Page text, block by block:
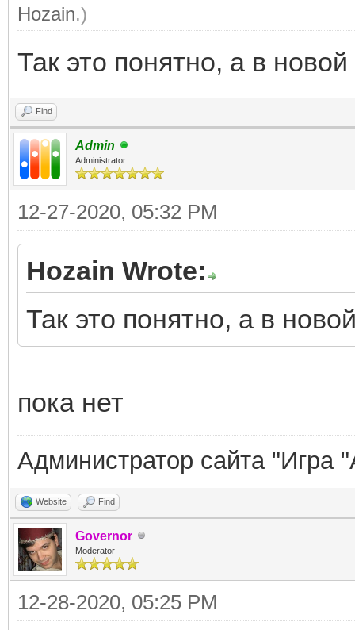
Hozain.)
Так это понятно, а в
Find
Admin
Administrator
12-27-2020, 05:32 PM
Hozain Wrote:
Так это понятно, а в
пока нет
Администратор сайта "Игра
Website Find
Governor
Moderator
12-28-2020, 05:25 PM